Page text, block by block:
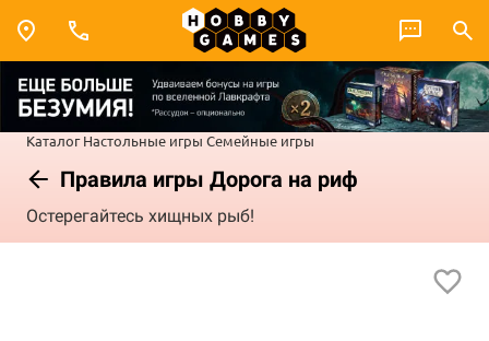
Каталог Настольные игры Семейные игры
Правила игры Дорога на риф
Остерегайтесь хищных рыб!